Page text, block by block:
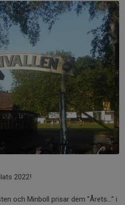
2022!
och Minboll prisar dem ”Årets…” i